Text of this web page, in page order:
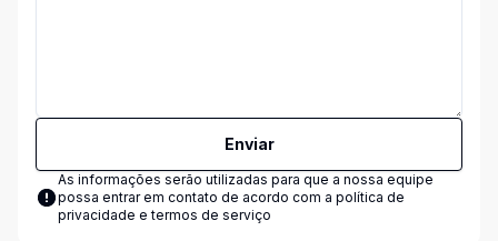
Enviar
As informações serão utilizadas para que a nossa equipe
possa entrar em contato de acordo com a política de
privacidade e termos de serviço